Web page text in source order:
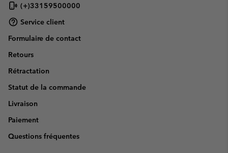
(+)33159500000
Service client
Formulaire de contact
Retours
Rétractation
Statut de la commande
Livraison
Paiement
Questions fréquentes